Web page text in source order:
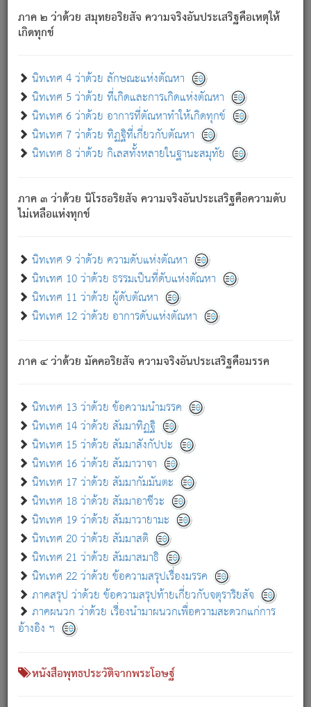
ภาค ๒ ว่าด้วย สมุทยอริยสัจ ความจริงอันประเสริฐคือเหตุให้
เกิดทุกข์
นิทเทศ 4 ว่าด้วย ลักษณะแห่งตัณหา
นิทเทศ 5 ว่าด้วย ที่เกิดและการเกิดแห่งตัณหา
นิทเทศ 6 ว่าด้วย อาการที่ตัณหาทำให้เกิดทุกข์
นิทเทศ 7 ว่าด้วย ทิฏฐิที่เกี่ยวกับตัณหา
นิทเทศ 8 ว่าด้วย กิเลสทั้งหลายในฐานะสมุทัย
ภาค ๓ ว่าด้วย นิโรธอริยสัจ ความจริงอันประเสริฐคือความดับ
ไม่เหลือแห่งทุกข์
นิทเทศ 9 ว่าด้วย ความดับแห่งตัณหา
นิทเทศ 10 ว่าด้วย ธรรมเป็นที่ดับแห่งตัณหา
นิทเทศ 11 ว่าด้วย ผู้ดับตัณหา
นิทเทศ 12 ว่าด้วย อาการดับแห่งตัณหา
ภาค ๔ ว่าด้วย มัคคอริยสัจ ความจริงอันประเสริฐคือมรรค
นิทเทศ 13 ว่าด้วย ข้อความนำมรรค
นิทเทศ 14 ว่าด้วย สัมมาทิฏฐิ
นิทเทศ 15 ว่าด้วย สัมมาสังกัปปะ
นิทเทศ 16 ว่าด้วย สัมมาวาจา
นิทเทศ 17 ว่าด้วย สัมมากัมมันตะ
นิทเทศ 18 ว่าด้วย สัมมาอาชีวะ
นิทเทศ 19 ว่าด้วย สัมมาวายามะ
นิทเทศ 20 ว่าด้วย สัมมาสติ
นิทเทศ 21 ว่าด้วย สัมมาสมาธิ
นิทเทศ 22 ว่าด้วย ข้อความสรุปเรื่องมรรค
ภาคสรุป ว่าด้วย ข้อความสรุปท้ายเกี่ยวกับจตุราริยสัจ
ภาคผนวก ว่าด้วย เรื่องนำมาผนวกเพื่อความสะดวกแก่การ
อ้างอิง ฯ
หนังสือพุทธประวัติจากพระโอษฐ์
อันเป็นไปในที่หรือเวลาทั้งปวง[3]เพื่อความมีแห่งประโยชน์โดย
ประการทั้งปวง; ภพทั้งหลายทั้งหมดนั้น ไม่เที่ยง เป็นทุกข์ มี
ความแปรปรวนเป็นธรรมดา.
อย่างนี้อยู่; เขาย่อมละภวตัณหาได้ และไม่เพลิดเพลินวิภวตัณหา
ด้วย.
ความดับเพราะความสำรอกไม่เหลือ (แห่งภพทั้งหลาย)
เพราะความสิ้นไปแห่งตัณหาโดยประการทั้งปวง นั้นคือ
นิพพาน.
ภพใหม่ย่อมไม่มีแก่ภิกษุนั้น ผู้ดับเย็นสนิทแล้ว เพราะไม่มี
ภิกษุนั้น เป็นผู้ครอบงำมารได้แล้ว ชนะสงครามแล้ว ก้าวล่วง
ภพทั้งหลายทั้งปวงได้แล้ว เป็นผู้คงที่ (คือไม่เปลี่ยนแปลงอีกต่อ
- อุ.ขุ. ๒๕/๑๒๑/๘๔.
(ข้อความนี้ เป็นพระพุทธอุทานที่ทรงเปล่งออก ที่โคนต้นโพธิ์
เป็นที่ตรัสรู้ เมื่อตรัสรู้แล้วได้ 7 วัน)
เกี่ยวกับธรรมโฆษณ์ออนไลน์ (Disclaimer)
แม้ระบบ "ธรรมโฆษณ์ออนไลน์" พยายามปรับปรุงข้อมูลให้ถูกต้องมากที่สุด
ผู้ศึกษาก็พึงตรวจสอบกับตัวเล่มหนังสือต้นฉบับ ที่มีการพิมพ์ครั้งล่าสุด
ก่อนนำข้อมูลไปใช้ในการอ้างอิง"
เกี่ยวกับอัตถจารี|เกี่ยวกับการพัฒนา|แจ้งข้อผิดพลาด / แนะนำ
หนังสือที่เกี่ยวข้อง